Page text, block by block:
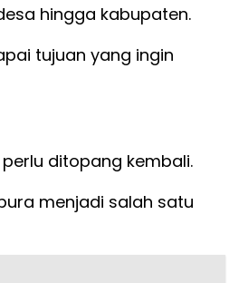
hingga kabupaten.
tujuan yang ingin
ditopang kembali.
menjadi salah satu